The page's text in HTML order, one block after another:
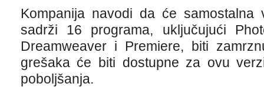
Kompanija navodi da će samostalna
sadrži 16 programa, uključujući
Dreamweaver i Premiere, biti
grešaka će biti dostupne za ovu
poboljšanja.